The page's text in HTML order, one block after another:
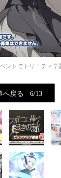
ントでトリニティ
へ戻る 6/13